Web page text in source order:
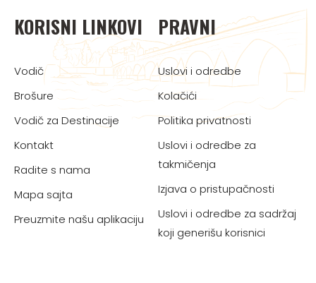
KORISNI LINKOVI
Vodič
Brošure
Vodič za Destinacije
Kontakt
Radite s nama
Mapa sajta
Preuzmite našu aplikaciju
PRAVNI
Uslovi i odredbe
Kolačići
Politika privatnosti
Uslovi i odredbe za
takmičenja
Izjava o pristupačnosti
Uslovi i odredbe za sadržaj
koji generišu korisnici